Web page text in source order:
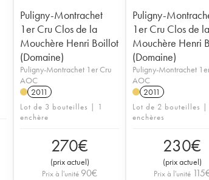
Puligny-Montrachet
1er Cru Clos de la
Mouchère Henri Boillot
(Domaine)
Puligny-Montrachet 1er Cru
AOC
2011
Lot de 3 bouteilles | 1
enchère
270€
(prix actuel)
Prix à l'unité 90€
Puligny-
1er Cru Clos de
Mouchère Henri
(Domaine)
Puligny-Montrachet
AOC
2011
Lot de 2 bouteilles
enchères
230€
(prix actuel)
Prix à l'unité 115